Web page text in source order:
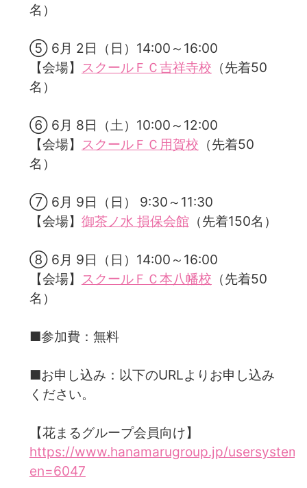
名）
⑤ 6月 2日（日）14:00～16:00
【会場】 スクールＦＣ吉祥寺校 （先着50
名）
⑥ 6月 8日（土）10:00～12:00
【会場】 スクールＦＣ用賀校 （先着50
名）
⑦ 6月 9日（日） 9:30～11:30
【会場】 御茶ノ水 損保会館 （先着150名）
⑧ 6月 9日（日）14:00～16:00
【会場】 スクールＦＣ本八幡校 （先着50
名）
■参加費：無料
■お申し込み：以下のURLよりお申し込み
ください。
【花まるグループ会員向け】
https://www.hanamarugroup.jp/
en=6047